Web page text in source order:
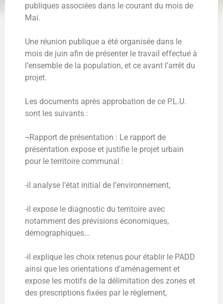
publiques associées dans le courant du mois de
Mai.
Une réunion publique a été organisée dans le
mois de juin afin de présenter le travail effectué à
l’ensemble de la population, et ce avant l’arrêt du
projet.
Les documents après approbation de ce P.L.U.
sont les suivants :
¬Rapport de présentation : Le rapport de
présentation expose et justifie le projet urbain
pour le territoire communal :
-il analyse l’état initial de l’environnement,
-il expose le diagnostic du territoire avec
notamment des prévisions économiques,
démographiques…
-il explique les choix retenus pour établir le PADD
ainsi que les orientations d’aménagement et
expose les motifs de la délimitation des zones et
des prescriptions fixées par le règlement,